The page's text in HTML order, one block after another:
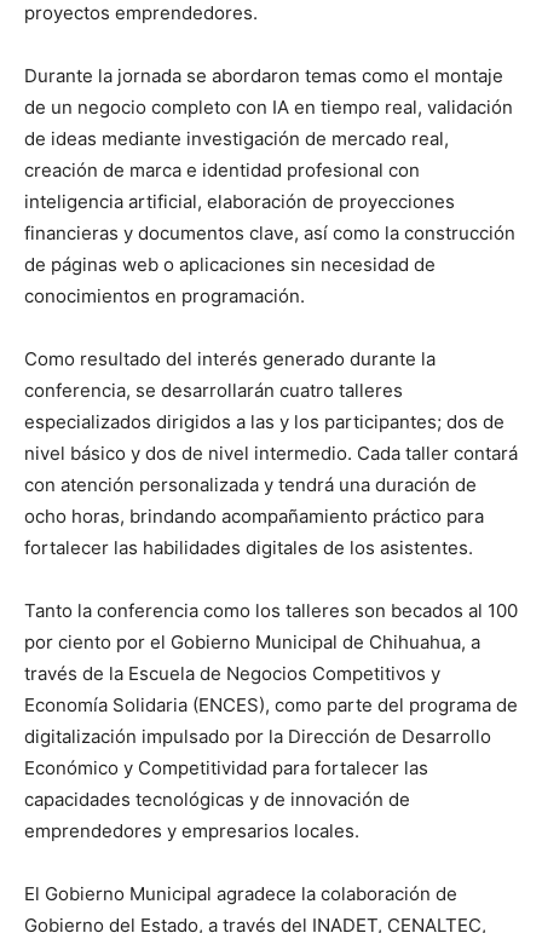
proyectos emprendedores.
Durante la jornada se abordaron temas como el montaje
de un negocio completo con IA en tiempo real, validación
de ideas mediante investigación de mercado real,
creación de marca e identidad profesional con
inteligencia artificial, elaboración de proyecciones
financieras y documentos clave, así como la construcción
de páginas web o aplicaciones sin necesidad de
conocimientos en programación.
Como resultado del interés generado durante la
conferencia, se desarrollarán cuatro talleres
especializados dirigidos a las y los participantes; dos de
nivel básico y dos de nivel intermedio. Cada taller contará
con atención personalizada y tendrá una duración de
ocho horas, brindando acompañamiento práctico para
fortalecer las habilidades digitales de los asistentes.
Tanto la conferencia como los talleres son becados al 100
por ciento por el Gobierno Municipal de Chihuahua, a
través de la Escuela de Negocios Competitivos y
Economía Solidaria (ENCES), como parte del programa de
digitalización impulsado por la Dirección de Desarrollo
Económico y Competitividad para fortalecer las
capacidades tecnológicas y de innovación de
emprendedores y empresarios locales.
El Gobierno Municipal agradece la colaboración de
Gobierno del Estado, a través del INADET, CENALTEC,